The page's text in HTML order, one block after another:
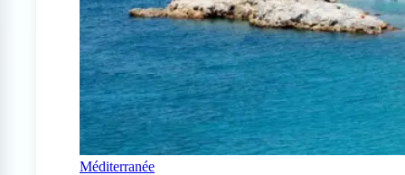
Méditerranée